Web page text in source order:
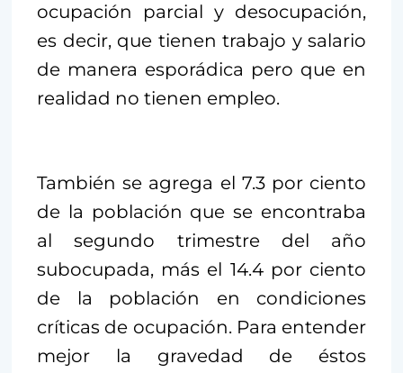
ocupación parcial y desocupación,
es decir, que tienen trabajo y salario
de manera esporádica pero que en
realidad no tienen empleo.
También se agrega el 7.3 por ciento
de la población que se encontraba
al segundo trimestre del año
subocupada, más el 14.4 por ciento
de la población en condiciones
críticas de ocupación. Para entender
mejor la gravedad de éstos